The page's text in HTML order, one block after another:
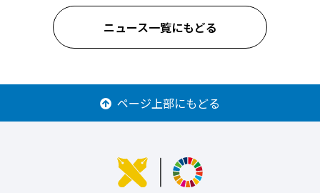
ニュース一覧にもどる
ページ上部にもどる